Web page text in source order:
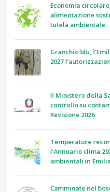
Economia
alimentazione
tutela ambientale
Granchio blu,
2027
Il Ministero della
controllo su
Revisione 2026
Temperature
l’Annuario clima
ambientali in
Camminate nel